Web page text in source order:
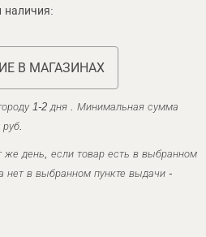
наличия:
В МАГАЗИНАХ
1-2 дня . Минимальная сумма
день, если товар есть в выбранном
нет в выбранном пункте выдачи -